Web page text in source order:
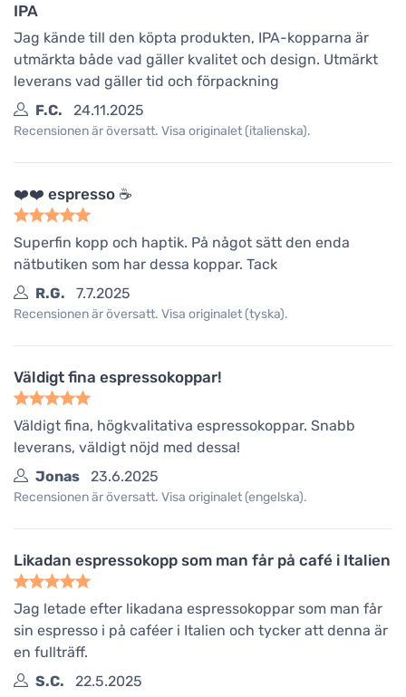
IPA
Jag kände till den köpta produkten, IPA-kopparna är
utmärkta både vad gäller kvalitet och design. Utmärkt
leverans vad gäller tid och förpackning
F.C.
24.11.2025
Recensionen är översatt. Visa originalet (italienska).
❤️❤️ espresso ☕️
Superfin kopp och haptik. På något sätt den enda
nätbutiken som har dessa koppar. Tack
R.G.
7.7.2025
Recensionen är översatt. Visa originalet (tyska).
Väldigt fina espressokoppar!
Väldigt fina, högkvalitativa espressokoppar. Snabb
leverans, väldigt nöjd med dessa!
Jonas
23.6.2025
Recensionen är översatt. Visa originalet (engelska).
Likadan espressokopp som man får på café i Italien
Jag letade efter likadana espressokoppar som man får
sin espresso i på caféer i Italien och tycker att denna är
en fullträff.
S.C.
22.5.2025